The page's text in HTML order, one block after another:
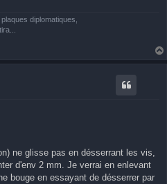
diplomatiques,
ne glisse pas en désserrant les vis,
d'env 2 mm. Je verrai en enlevant
bouge en essayant de désserrer par